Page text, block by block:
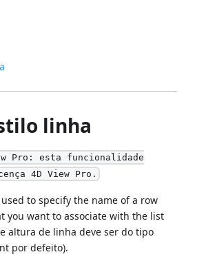
linha
Pro: esta funcionalidade
4D View Pro.
to specify the name of a row
you want to associate with the list
altura de linha deve ser do tipo
por defeito).